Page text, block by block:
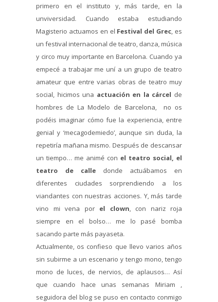
primero en el instituto y, más tarde, en la
unviversidad. Cuando estaba estudiando
Magisterio actuamos en el Festival del Grec, es
un festival internacional de teatro, danza, música
y circo muy importante en Barcelona. Cuando ya
empecé a trabajar me uní a un grupo de teatro
amateur que entre varias obras de teatro muy
social, hicimos una actuación en la cárcel de
hombres de La Modelo de Barcelona, no os
podéis imaginar cómo fue la experiencia, entre
genial y ‘mecagodemiedo’, aunque sin duda, la
repetiría mañana mismo. Después de descansar
un tiempo… me animé con el teatro social, el
teatro de calle donde actuábamos en
diferentes ciudades sorprendiendo a los
viandantes con nuestras acciones. Y, más tarde
vino mi vena por el clown, con nariz roja
siempre en el bolso… me lo pasé bomba
sacando parte más payaseta.
Actualmente, os confieso que llevo varios años
sin subirme a un escenario y tengo mono, tengo
mono de luces, de nervios, de aplausos… Así
que cuando hace unas semanas Miriam ,
seguidora del blog se puso en contacto conmigo